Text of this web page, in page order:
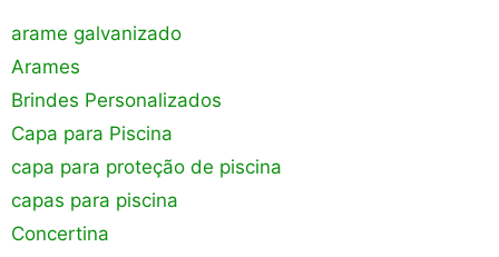
arame galvanizado
Arames
Brindes Personalizados
Capa para Piscina
capa para proteção de piscina
capas para piscina
Concertina